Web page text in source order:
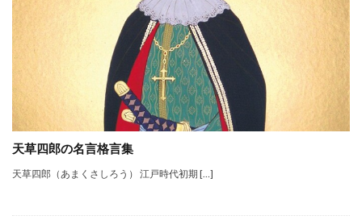
天草四郎の名言格言集
天草四郎（あまくさしろう） 江戸時代初期 […]